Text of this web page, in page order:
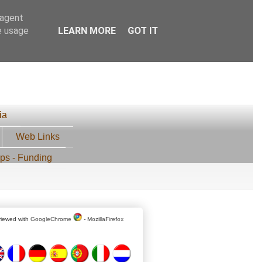
Web Links
- Funding
with GoogleChrome - MozillaFirefox
usage
LEARN MORE GOT IT